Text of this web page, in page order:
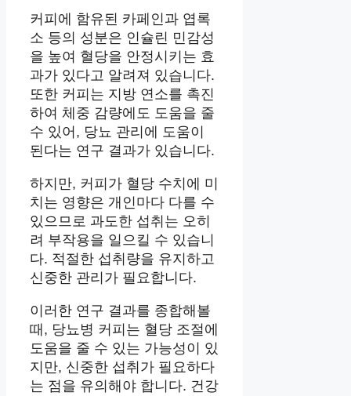
커피에 함유된 카페인과 엽록
소 등의 성분은 인슐린 민감성
을 높여 혈당을 안정시키는 효
과가 있다고 알려져 있습니다.
또한 커피는 지방 연소를 촉진
하여 체중 감량에도 도움을 줄
수 있어, 당뇨 관리에 도움이
된다는 연구 결과가 있습니다.
하지만, 커피가 혈당 수치에 미
치는 영향은 개인마다 다를 수
있으므로 과도한 섭취는 오히
려 부작용을 일으킬 수 있습니
다. 적절한 섭취량을 유지하고
신중한 관리가 필요합니다.
이러한 연구 결과를 종합해볼
때, 당뇨병 커피는 혈당 조절에
도움을 줄 수 있는 가능성이 있
지만, 신중한 섭취가 필요하다
는 점을 유의해야 합니다. 건강